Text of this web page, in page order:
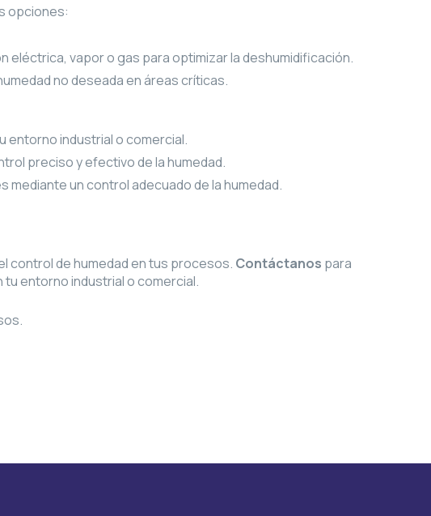
opciones:
eléctrica, vapor o gas para optimizar la deshumidificación.
no deseada en áreas críticas.
entorno industrial o comercial.
preciso y efectivo de la humedad.
un control adecuado de la humedad.
control de humedad en tus procesos. Contáctanos para
entorno industrial o comercial.